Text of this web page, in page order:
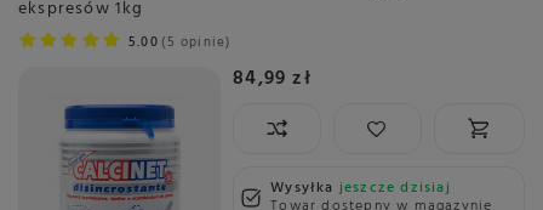
ekspresów 1kg
5.00 5 opinie
84,99 zł
Wysyłkajeszcze dzisiaj